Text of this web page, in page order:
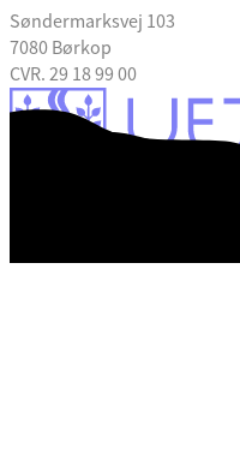
Søndermarksvej 103
7080 Børkop
CVR. 29 18 99 00